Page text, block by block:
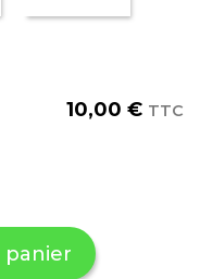
10,00 € TTC
panier